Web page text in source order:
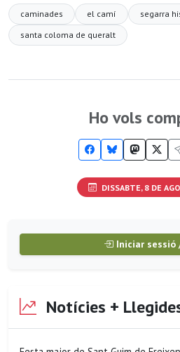
caminades el camí
segarra
santa coloma de queralt
Ho vols
DISSABTE, 8 DE
Iniciar sessió
Notícies +